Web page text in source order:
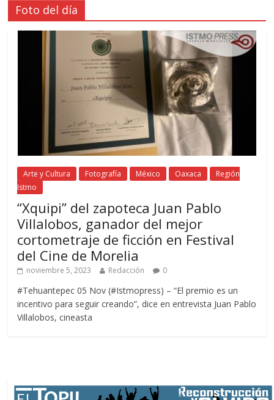
Foto del día
Arte y Cultura Fotografía México Oaxaca
Región
Istmo
“Xquipi” del zapoteca Juan Pablo
Villalobos, ganador del mejor
cortometraje de ficción en Festival
del Cine de Morelia
noviembre 5, 2023 Redacción 0
#Tehuantepec 05 Nov (#Istmopress) – “El premio es un
incentivo para seguir creando”, dice en entrevista Juan Pablo
Villalobos, cineasta